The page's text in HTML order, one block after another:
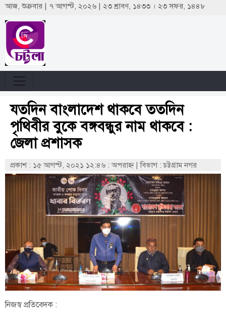
আজ, শুক্রবার | ৭ আগস্ট, ২০২৬ | ২৩ শ্রাবণ, ১৪৩৩ । ২৩ সফর, ১৪৪৮
যতদিন বাংলাদেশ থাকবে ততদিন
পৃথিবীর বুকে বঙ্গবন্ধুর নাম থাকবে :
জেলা প্রশাসক
প্রকাশ : ১৫ আগস্ট, ২০২১ ১২:৪৬ : অপরাহ্ণ |বিভাগ : চট্টগ্রাম নগর
নিজস্ব প্রতিবেদক :